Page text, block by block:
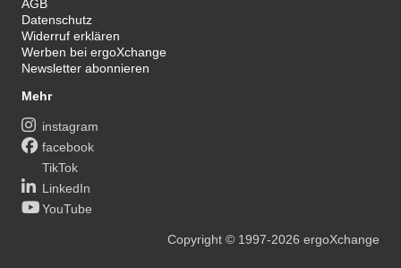
AGB
Datenschutz
Widerruf erklären
Werben bei ergoXchange
Newsletter abonnieren
Mehr
instagram
facebook
TikTok
LinkedIn
YouTube
Copyright© 1997-2026 ergoXchange